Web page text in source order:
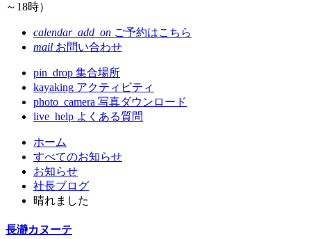
～18時）
calendar_add_on ご予約はこちら
mail お問い合わせ
pin_drop 集合場所
kayaking アクティビティ
photo_camera 写真ダウンロード
live_help よくある質問
文
へ
ホーム
すべてのお知らせ
お知らせ
社長ブログ
晴れました
長瀞カヌーテ